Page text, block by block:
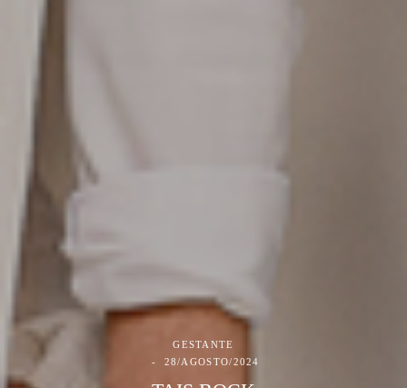
GESTANTE
28/AGOSTO/2024